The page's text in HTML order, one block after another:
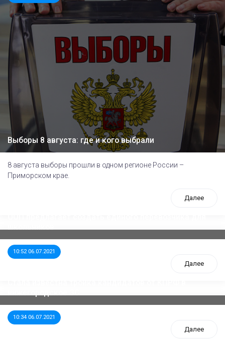
Выборы 8 августа: где и кого выбрали
8 августа выборы прошли в одном регионе России –
Приморском крае.
Далее
10:52 06.07.2021
Далее
10:34 06.07.2021
Далее